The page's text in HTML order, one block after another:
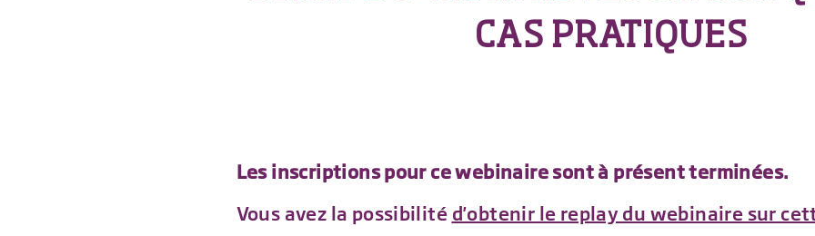
CAS PRATIQUES
Les inscriptions pour ce webinaire sont à présent terminées.
Vous avez la possibilité d'obtenir le replay du webinaire sur